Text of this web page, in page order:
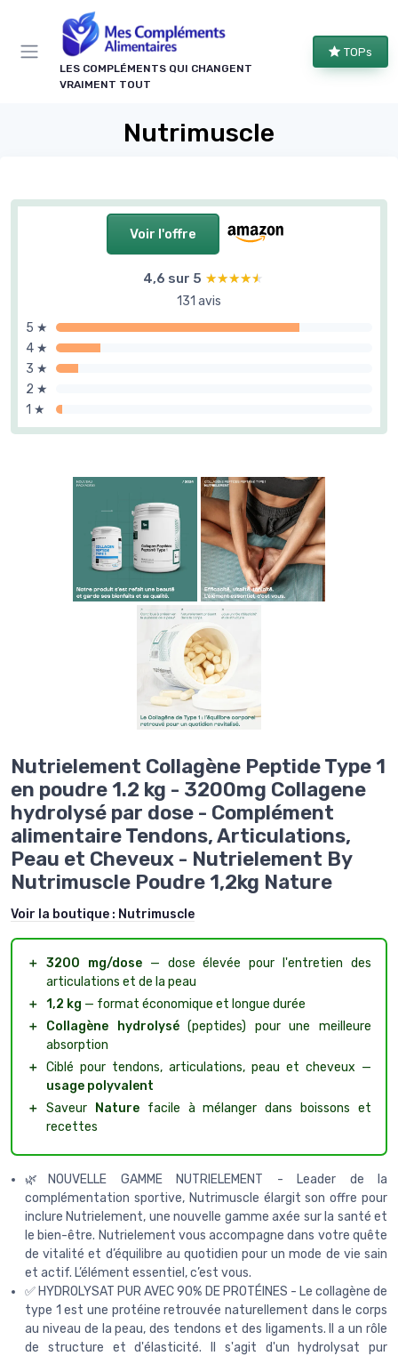
LES COMPLÉMENTS QUI CHANGENT
VRAIMENT TOUT
TOPs
Nutrimuscle
Voir l'offre
4,6 sur 5 ★★★★★
★★★★★
131 avis
5 ★
4 ★
3 ★
2 ★
1 ★
Nutrielement Collagène Peptide Type 1
en poudre 1.2 kg - 3200mg Collagene
hydrolysé par dose - Complément
alimentaire Tendons, Articulations,
Peau et Cheveux - Nutrielement By
Nutrimuscle Poudre 1,2kg Nature
Voir la boutique : Nutrimuscle
＋ 3200 mg/dose— dose élevée pour l'entretien des
articulations et de la peau
＋ 1,2 kg — format économique et longue durée
＋
Collagène hydrolysé(peptides) pour une meilleure
absorption
＋ Ciblé pour tendons, articulations, peau et cheveux —
usage polyvalent
＋ Saveur Naturefacile à mélanger dans boissons et
recettes
🌿NOUVELLE GAMME NUTRIELEMENT - Leader de la
complémentation sportive, Nutrimuscle élargit son offre pour
inclure Nutrielement, une nouvelle gamme axée sur la santé et
le bien-être. Nutrielement vous accompagne dans votre quête
de vitalité et d’équilibre au quotidien pour un mode de vie sain
et actif. L’élément essentiel, c’est vous.
✅ HYDROLYSAT PUR AVEC 90% DE PROTÉINES - Le collagène de
type 1 est une protéine retrouvée naturellement dans le corps
au niveau de la peau, des tendons et des ligaments. Il a un rôle
de structure et d'élasticité. Il s'agit d'un hydrolysat pur
Panneau de gestion des cookies